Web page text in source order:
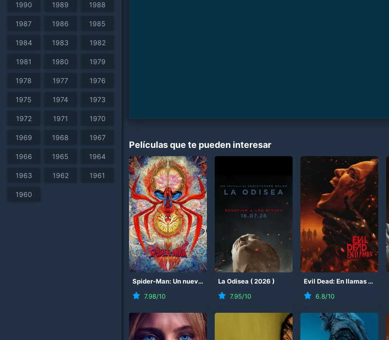
1990 1989 1988
1987 1986 1985
1984 1983 1982
1981 1980 1979
1978 1977 1976
1975 1974 1973
1972 1971 1970
1969 1968 1967
1966 1965 1964
1963 1962 1961
1960
Películas que te pueden interesar
Spider-Man: Un nuevo día (2026)
7.98/10
La Odisea (2026 )
7.95/10
Evil Dead: En llamas (2026
6.8/10